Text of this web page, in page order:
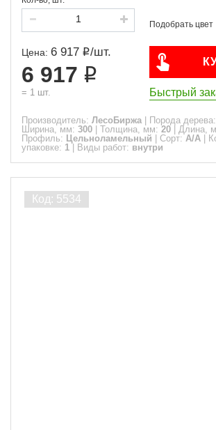
Цена: 6 917 /шт.
6 917
= 1 шт. Быстрый
Производитель: ЛесоБиржа Порода дерева:
Ширина, мм: 300 Толщина, мм: 20 Длина,
Профиль: Цельноламельный Сорт: A/A
упаковке: 1 Виды работ: внутри